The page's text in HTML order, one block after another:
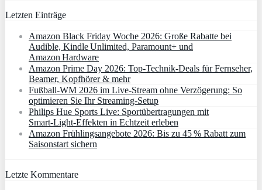
Letzten Einträge
Amazon Black Friday Woche 2026: Große Rabatte bei
Audible, Kindle Unlimited, Paramount+ und
Amazon Hardware
Amazon Prime Day 2026: Top-Technik-Deals für Fernseher,
Beamer, Kopfhörer & mehr
Fußball-WM 2026 im Live-Stream ohne Verzögerung: So
optimieren Sie Ihr Streaming-Setup
Philips Hue Sports Live: Sportübertragungen mit
Smart‑Light‑Effekten in Echtzeit erleben
Amazon Frühlingsangebote 2026: Bis zu 45 % Rabatt zum
Saisonstart sichern
Letzte Kommentare